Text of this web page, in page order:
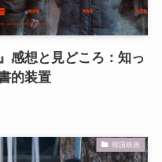
感想と見どころ：知っ
的装置
韓国映画